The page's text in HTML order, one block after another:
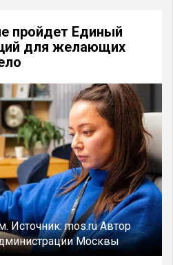
пройдет Единый
для желающих
Источник:mos.ruАвтор
Москвы